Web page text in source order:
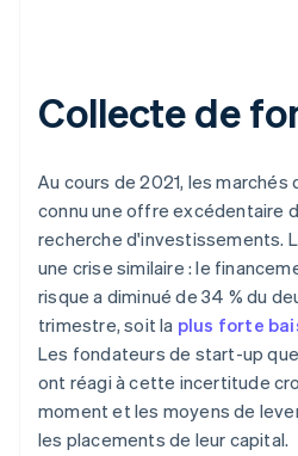
Collecte de
Au cours de 2021, les
connu une offre excédentaire
recherche d'investissements.
une crise similaire : le
risque a diminué de 34 % du
trimestre, soit la plus forte
Les fondateurs de start-up
ont réagi à cette incertitude
moment et les moyens de
les placements de leur capital.